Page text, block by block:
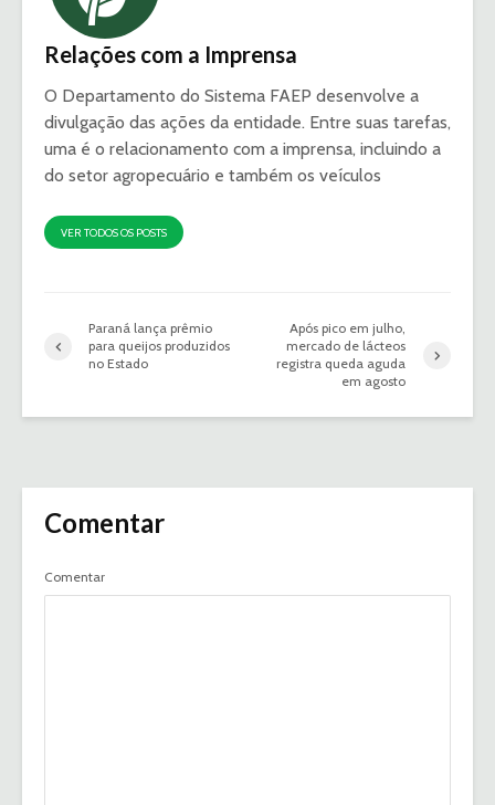
Relações com a Imprensa
O Departamento do Sistema FAEP desenvolve a
divulgação das ações da entidade. Entre suas tarefas,
uma é o relacionamento com a imprensa, incluindo a
do setor agropecuário e também os veículos
VER TODOS OS POSTS
Paraná lança prêmio
para queijos produzidos
no Estado
Após pico em julho,
mercado de lácteos
registra queda aguda
em agosto
Comentar
Comentar